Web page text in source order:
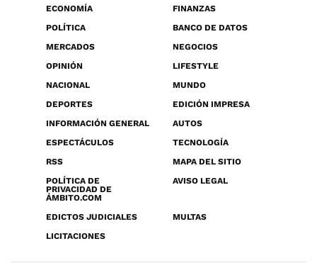
ECONOMÍA
FINANZAS
POLÍTICA
BANCO DE DATOS
MERCADOS
NEGOCIOS
OPINIÓN
LIFESTYLE
NACIONAL
MUNDO
DEPORTES
EDICIÓN IMPRESA
INFORMACIÓN GENERAL
AUTOS
ESPECTÁCULOS
TECNOLOGÍA
RSS
MAPA DEL SITIO
POLÍTICA DE
PRIVACIDAD DE
ÁMBITO.COM
AVISO LEGAL
EDICTOS JUDICIALES
MULTAS
LICITACIONES